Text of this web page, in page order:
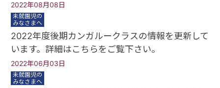
2022年08月08日
未就園児の
みなさまへ
2022年度後期カンガルークラスの情報を更新して
います。詳細はこちらをご覧下さい。
2022年06月03日
未就園児の
みなさまへ